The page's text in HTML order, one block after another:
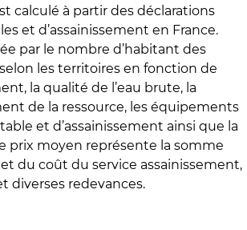
calculé à partir des déclarations
et d’assainissement en France.
par le nombre d’habitant des
les territoires en fonction de
la qualité de l’eau brute, la
de la ressource, les équipements
et d’assainissement ainsi que la
prix moyen représente la somme
du coût du service assainissement,
diverses redevances.